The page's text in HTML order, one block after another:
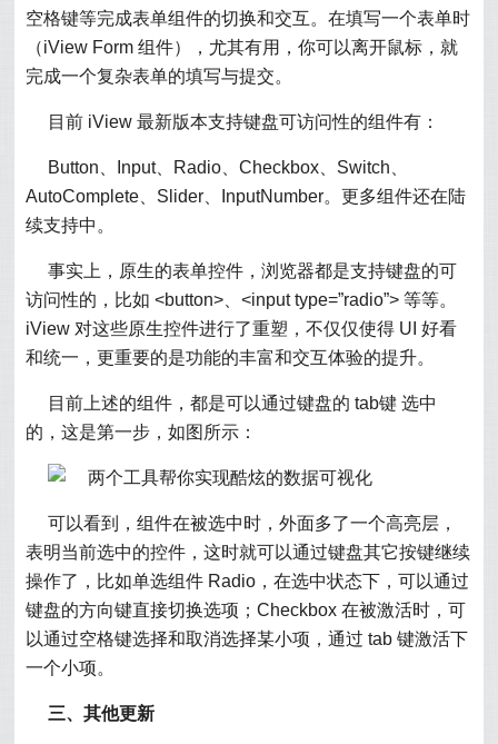
空格键等完成表单组件的切换和交互。在填写一个表单时
（iView Form 组件），尤其有用，你可以离开鼠标，就
完成一个复杂表单的填写与提交。
目前 iView 最新版本支持键盘可访问性的组件有：
Button、Input、Radio、Checkbox、Switch、
AutoComplete、Slider、InputNumber。更多组件还在陆
续支持中。
事实上，原生的表单控件，浏览器都是支持键盘的可
访问性的，比如 <button>、<input type=”radio”> 等等。
iView 对这些原生控件进行了重塑，不仅仅使得 UI 好看
和统一，更重要的是功能的丰富和交互体验的提升。
目前上述的组件，都是可以通过键盘的 tab键 选中
的，这是第一步，如图所示：
可以看到，组件在被选中时，外面多了一个高亮层，
表明当前选中的控件，这时就可以通过键盘其它按键继续
操作了，比如单选组件 Radio，在选中状态下，可以通过
键盘的方向键直接切换选项；Checkbox 在被激活时，可
以通过空格键选择和取消选择某小项，通过 tab 键激活下
一个小项。
三、其他更新